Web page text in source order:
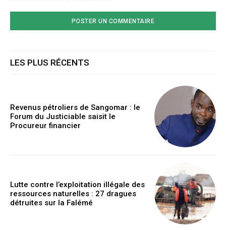
LES PLUS RÉCENTS
Revenus pétroliers de Sangomar : le
Forum du Justiciable saisit le
Procureur financier
Lutte contre l’exploitation illégale des
ressources naturelles : 27 dragues
détruites sur la Falémé